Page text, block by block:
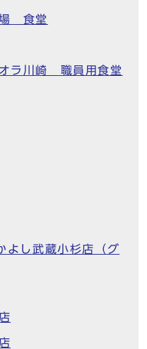
食堂
ラ川崎 職員用食堂
よし武蔵小杉店（グ